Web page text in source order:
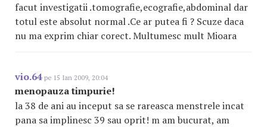
facut investigatii .tomografie,ecografie,abdominal dar
totul este absolut normal .Ce ar putea fi ? Scuze daca
nu ma exprim chiar corect. Multumesc mult Mioara
vio.64 pe 15 Ian 2009, 20:04
menopauza timpurie!
la 38 de ani au inceput sa se rareasca menstrele incat
pana sa implinesc 39 sau oprit! m am bucurat, am